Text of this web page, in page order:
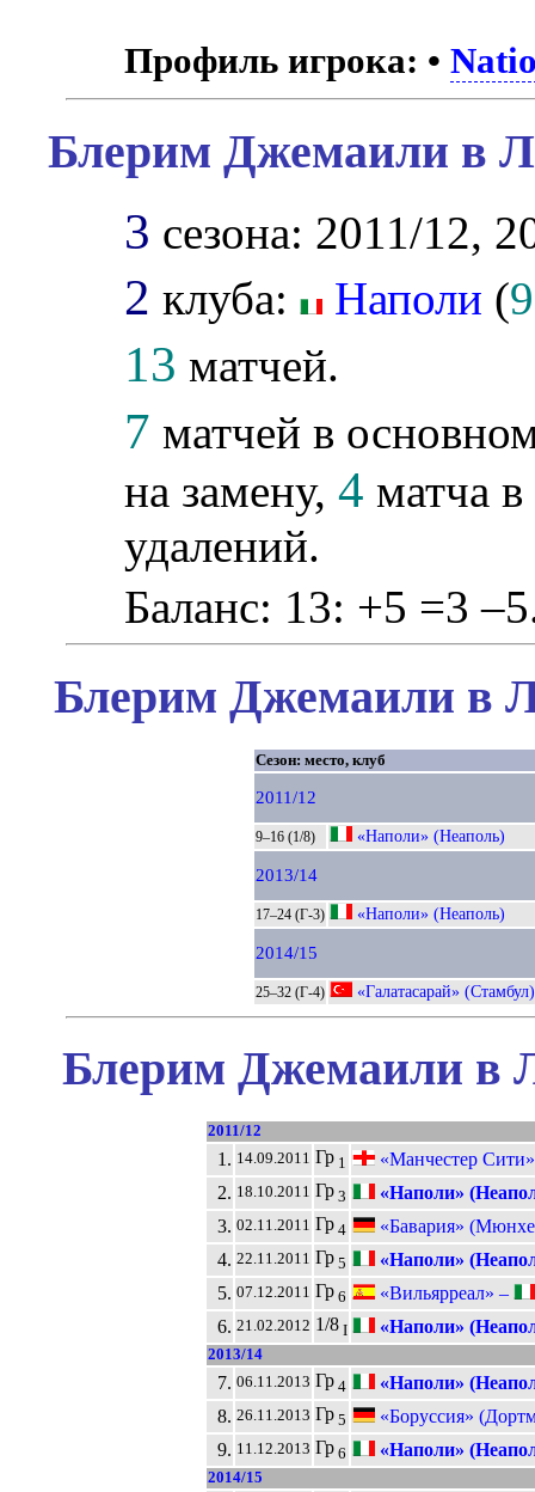
Профиль игрока: •
Блерим Джемаили в
3 сезона: 2011/12,
2 клуба: Наполи (9
13 матчей.
7 матчей в
на замену,4 матча
удалений.
Баланс: 13: +5 =3
Блерим Джемаили в
Сезон: место, клуб
2011/12
9–16 (1/8) «Наполи» (Неаполь)
2013/14
17–24 (Г-3) «Наполи» (Неаполь)
2014/15
25–32 (Г-4) «Галатасарай» (Стамбул)
Блерим Джемаили в
2011/12
1. 14.09.2011 Гр1
«Манчестер
2. 18.10.2011 Гр3
«Наполи»
3. 02.11.2011 Гр4
«Бавария»
4. 22.11.2011 Гр5
«Наполи»
5. 07.12.2011 Гр6
«Вильярреал» –
6. 21.02.2012 1/8I «Наполи»
2013/14
7. 06.11.2013 Гр4
«Наполи»
8. 26.11.2013 Гр5
«Боруссия»
9. 11.12.2013 Гр6 «Наполи»
2014/15